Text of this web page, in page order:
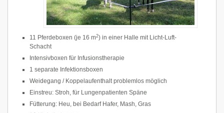
11 Pferdeboxen (je 16 m2) in einer Halle mit Licht-Luft-
Schacht
Intensivboxen für Infusionstherapie
1 separate Infektionsboxen
Weidegang / Koppelaufenthalt problemlos möglich
Einstreu: Stroh, für Lungenpatienten Späne
Fütterung: Heu, bei Bedarf Hafer, Mash, Gras